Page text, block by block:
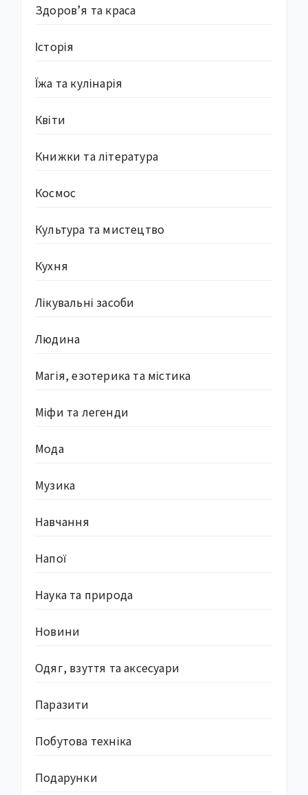
Здоров’я та краса
Історія
Їжа та кулінарія
Квіти
Книжки та література
Космос
Культура та мистецтво
Кухня
Лікувальні засоби
Людина
Магія, езотерика та містика
Міфи та легенди
Мода
Музика
Навчання
Напої
Наука та природа
Новини
Одяг, взуття та аксесуари
Паразити
Побутова техніка
Подарунки